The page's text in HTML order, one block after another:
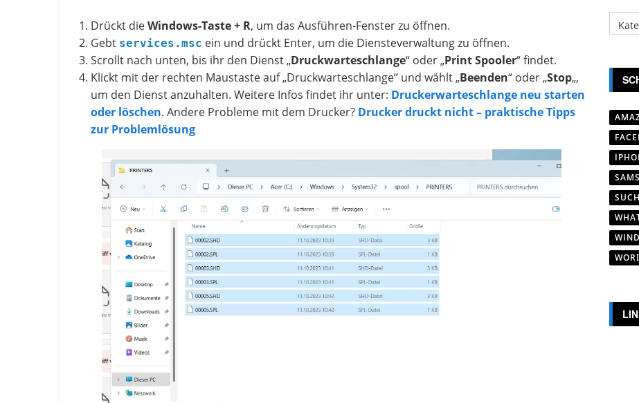
Drückt dieWindows-Taste + R, um das Ausführen-Fenster zu öffnen.
Gebt services.msc ein und drückt Enter, um die Diensteverwaltung zu öffnen.
Scrollt nach unten, bis ihr den Dienst „Druckwarteschlange“ oder „Print Spooler“ findet.
Klickt mit der rechten Maustaste auf „Druckwarteschlange“ und wählt „Beenden“ oder „Stop„,
um den Dienst anzuhalten. Weitere Infos findet ihr unter: Druckerwarteschlange neu starten
oder löschen. Andere Probleme mit dem Drucker? Drucker druckt nicht – praktische Tipps
zur Problemlösung